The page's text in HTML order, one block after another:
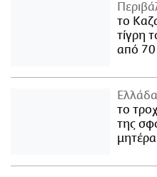
το
τίγρη
από 70
Ελλάδα
το
της
μητέρα